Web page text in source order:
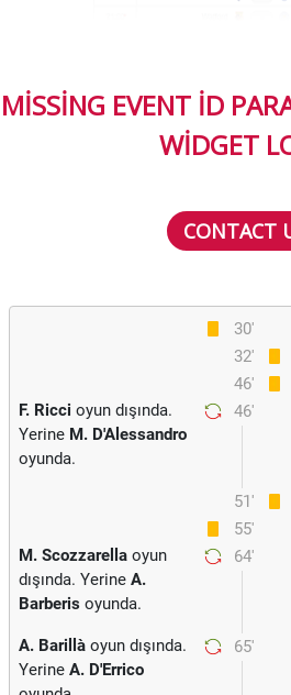
MISSING EVENT ID
WIDGET
CONTACT
30'
32'
46'
46'
F. Ricci oyun dışında.
Yerine M. D'Alessandro
oyunda.
51'
55'
64'
M. Scozzarella oyun
dışında. Yerine A.
Barberis oyunda.
65'
A. Barillà oyun dışında.
Yerine A. D'Errico